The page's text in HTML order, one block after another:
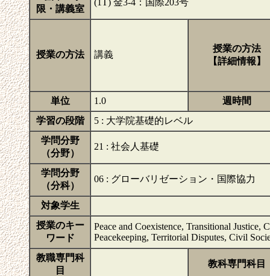
限・講義室
(1T) 金3-4：国際203号
授業の方法 講義
授業の方法
【詳細情報】
単位 1.0
週時間
学習の段階
5 : 大学院基礎的レベル
学問分野
（分野）
21 : 社会人基礎
学問分野
（分科）
06 : グローバリゼーション・国際協力
対象学生
授業のキー
ワード
Peace and Coexistence, Transitional
Peacekeeping, Territorial Disputes, Civil
教職専門科
目
教科専門科目